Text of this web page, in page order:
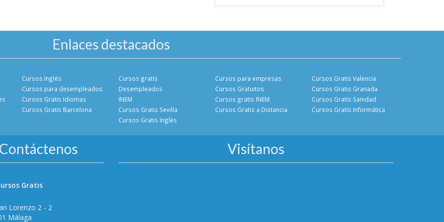
Enlaces destacados
Cursos Inglés
Cursos para desempleados
Cursos Gratis Idiomas
Cursos Gratis Barcelona
Cursos gratis
Desempleados
INEM
Cursos Gratis Sevilla
Cursos Gratis Inglés
Cursos para empresas
Cursos Gratuitos
Cursos gratis INEM
Cursos Gratis a Distancia
Cursos Gratis Valencia
Cursos Gratis Granada
Cursos Gratis Sanidad
Cursos Gratis Informática
Gratis
Lorenzo 2 - 2
Málaga
Visítanos